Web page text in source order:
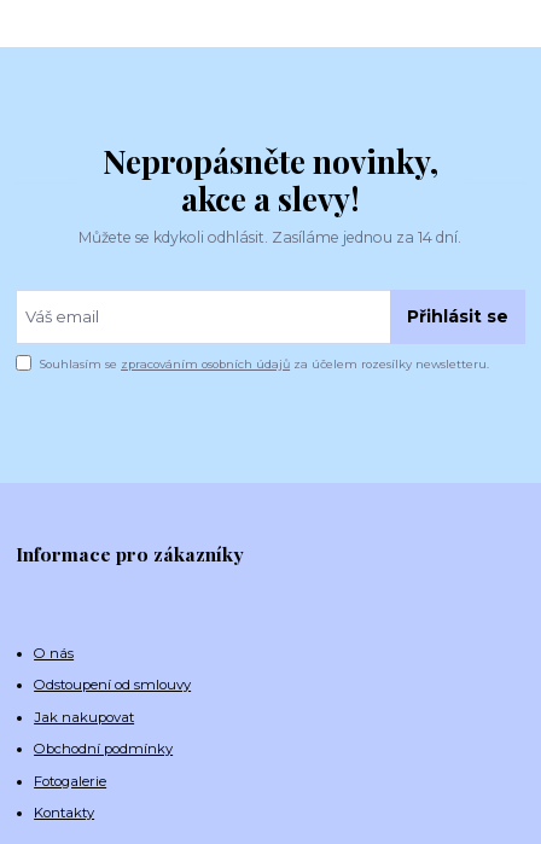
Nepropásněte novinky,
akce a slevy!
Můžete se kdykoli odhlásit. Zasíláme jednou za 14 dní.
Přihlásit se
Souhlasím se zpracováním osobních údajů za účelem rozesílky newsletteru.
Informace pro zákazníky
O nás
Odstoupení od smlouvy
Jak nakupovat
Obchodní podmínky
Fotogalerie
Kontakty